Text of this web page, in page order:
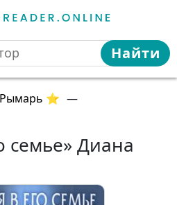
Найти
⭐ —
семье» Диана